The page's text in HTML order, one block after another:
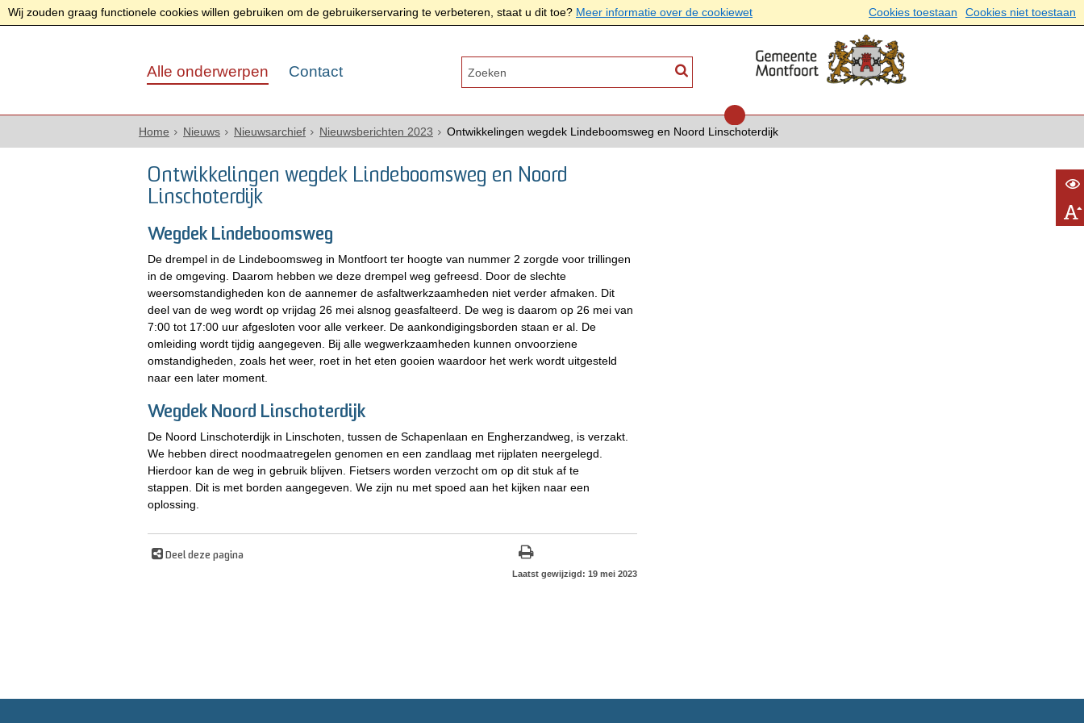
Wij zouden graag functionele cookies willen gebruiken om de gebruikerservaring te verbeteren, staat u dit toe? Meer informatie over de cookiewet Cookies toestaan Cookies niet toestaan
Alle onderwerpen Contact
Home Nieuws Nieuwsarchief Nieuwsberichten 2023 Ontwikkelingen wegdek Lindeboomsweg en Noord Linschoterdijk
Ontwikkelingen wegdek Lindeboomsweg en Noord
Linschoterdijk
Wegdek Lindeboomsweg
De drempel in de Lindeboomsweg in Montfoort ter hoogte van nummer 2 zorgde voor trillingen
in de omgeving. Daarom hebben we deze drempel weg gefreesd. Door de slechte
weersomstandigheden kon de aannemer de asfaltwerkzaamheden niet verder afmaken. Dit
deel van de weg wordt op vrijdag 26 mei alsnog geasfalteerd. De weg is daarom op 26 mei van
7:00 tot 17:00 uur afgesloten voor alle verkeer. De aankondigingsborden staan er al. De
omleiding wordt tijdig aangegeven. Bij alle wegwerkzaamheden kunnen onvoorziene
omstandigheden, zoals het weer, roet in het eten gooien waardoor het werk wordt uitgesteld
naar een later moment.
Wegdek Noord Linschoterdijk
De Noord Linschoterdijk in Linschoten, tussen de Schapenlaan en Engherzandweg, is verzakt.
We hebben direct noodmaatregelen genomen en een zandlaag met rijplaten neergelegd.
Hierdoor kan de weg in gebruik blijven. Fietsers worden verzocht om op dit stuk af te
stappen. Dit is met borden aangegeven. We zijn nu met spoed aan het kijken naar een
oplossing.
Deel deze pagina
Laatst gewijzigd: 19 mei 2023